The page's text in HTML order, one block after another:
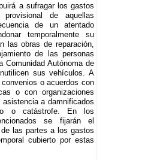
a sufragar los gastos
de aquellas
de un atentado
temporalmente su
las obras de reparación,
de las personas
Comunidad Autónoma de
sus vehículos. A
o acuerdos con
o con organizaciones
a damnificados
o catástrofe. En los
se fijarán el
las partes a los gastos
cubierto por estas